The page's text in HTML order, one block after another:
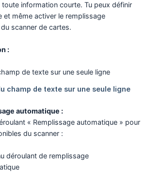
information courte. Tu peux définir
et même activer le remplissage
scanner de cartes.
:
automatique :
« Remplissage automatique » pour
du scanner :